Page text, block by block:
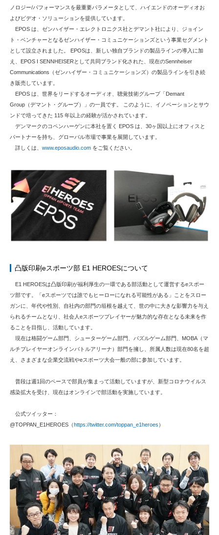
ノロジー/パフォーマンスを最重要パラメータとして、ハイエンドのオーディオお
よびビデオ・ソリューションを提供しています。
EPOS は、ゼンハイザー・エレクトロニクス社とデマント社により、ジョイン
ト・ベンチャーとなるゼンハイザー・コミュニケーションズという事業セグメント
として設立されました。 EPOSは、新しい独自ブランドの製品ラインの導入に加
え、EPOS I SENNHEISERとして共同ブランド化された、現在のSennheiser
Communications（ゼンハイザー・コミュニケーションズ）の製品ラインを引き続
き販売しています。
EPOS は、世界をリードするオーディオ、聴覚技術グループ「Demant
Group（デマント・グループ）」の一員です。 このように、イノベーションとサウ
ンドで培ってきた 115 年以上の経験が活かされています。
デンマークのコペンハーゲンに本社を置く EPOS は、30ヶ国以上にオフィスと
パートナーを持ち、グローバル市場で事業を展開しています。
詳しくは、 www.eposaudio.com をご覧ください。
凸版印刷eスポーツ部 E1 HEROESについて
E1 HEROESは凸版印刷が福利厚生の一環である部活動として運営するeスポー
ツ部です。「eスポーツでは誰でもヒーローになれる可能性がある」ことをスロー
ガンに、年代や性別、自社内の部門の垣根を越えて、世の中に大きな影響力を与え
られるチームとなり、社会人eスポーツプレイヤーが魅力的な存在となる未来を作
ることを目指し、活動しています。
現在は格闘ゲーム部門、シューターゲーム部門、パズルゲーム部門、MOBA（マ
ルチプレイヤーオンラインバトルアリーナ）部門を擁し、所属人数は現在80名を超
え、さまざまな企業交流戦やeスポーツ大会一般の部に参加しています。
普段は週1回のペースで部員が集まって活動していますが、新型コロナウイルス
感染拡大を受け、現在はオンラインで部活動を実施しています。
公式ツイッター：
@TOPPAN_E1HEROES（ https://twitter.com/toppan_e1heroes ）